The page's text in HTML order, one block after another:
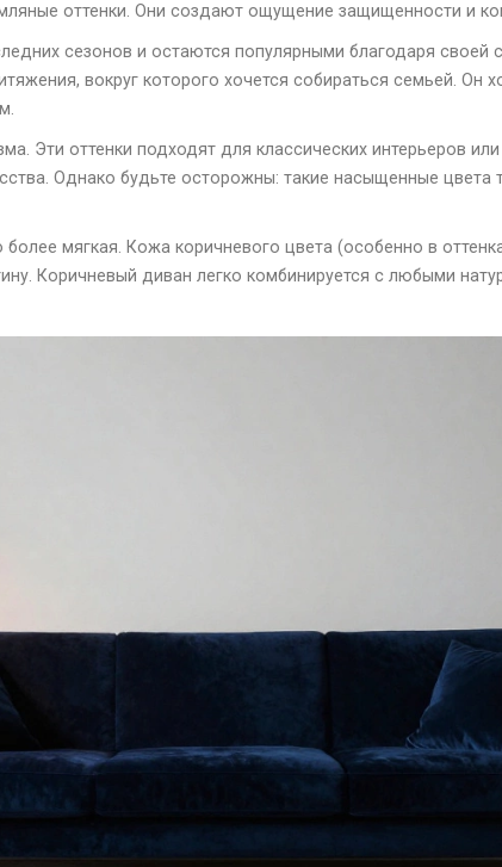
оттенки. Они создают ощущение защищенности и
сезонов и остаются популярными благодаря своей
вокруг которого хочется собираться семьей. Он
Эти оттенки подходят для классических интерьеров
Однако будьте осторожны: такие насыщенные
более мягкая. Кожа коричневого цвета (особенно в
Коричневый диван легко комбинируется с любыми